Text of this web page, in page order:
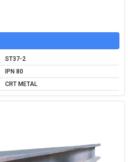
ST37-2
IPN 80
CRT METAL